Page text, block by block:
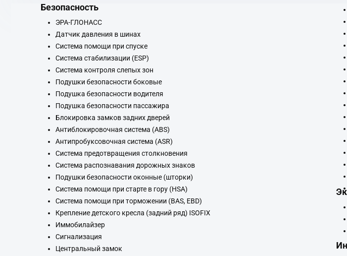
Безопасность
ЭРА-ГЛОНАСС
Датчик давления в шинах
Система помощи при спуске
Система стабилизации (ESP)
Система контроля слепых зон
Подушки безопасности боковые
Подушка безопасности водителя
Подушка безопасности пассажира
Блокировка замков задних дверей
Антиблокировочная система (ABS)
Антипробуксовочная система (ASR)
Система предотвращения столкновения
Система распознавания дорожных знаков
Подушки безопасности оконные (шторки)
Система помощи при старте в гору (HSA)
Система помощи при торможении (BAS, EBD)
Крепление детского кресла (задний ряд) ISOFIX
Иммобилайзер
Сигнализация
Центральный замок